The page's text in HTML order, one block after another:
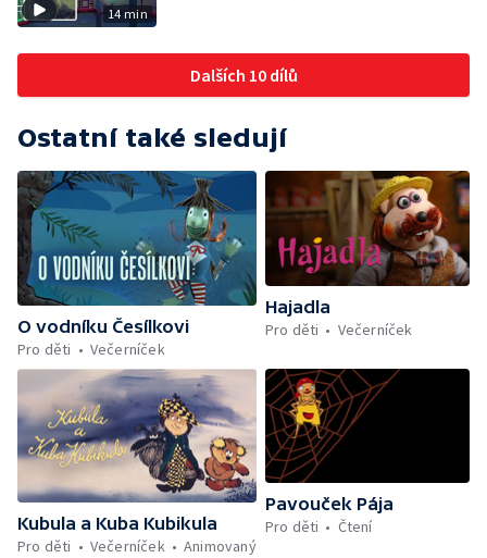
14 min
Dalších 10 dílů
Ostatní také sledují
O vodníku Česílkovi
Pro děti
Večerníček
Hajadla
Pro děti
Večerníček
Kubula a Kuba Kubikula
Pro děti
Večerníček Animovaný
Pavouček Pája
Pro děti
Čtení